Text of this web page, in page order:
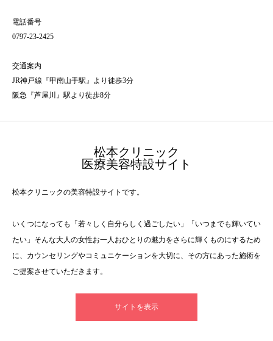
電話番号
0797-23-2425
交通案内
JR神戸線『甲南山手駅』より徒歩3分
阪急『芦屋川』駅より徒歩8分
松本クリニック
医療美容特設サイト
松本クリニックの美容特設サイトです。
いくつになっても「若々しく自分らしく過ごしたい」「いつまでも輝いてい
たい」そんな大人の女性お一人おひとりの魅力をさらに輝くものにするため
に、カウンセリングやコミュニケーションを大切に、その方にあった施術を
ご提案させていただきます。
サイトを表示